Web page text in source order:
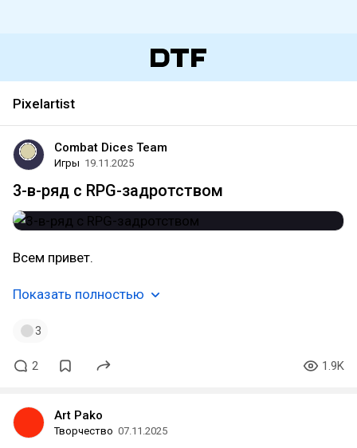
Pixelartist
Combat Dices Team
Игры 19.11.2025
3-в-ряд с RPG-задротством
Всем привет.
Показать полностью
3
2 1.9K
Art Pako
Творчество 07.11.2025